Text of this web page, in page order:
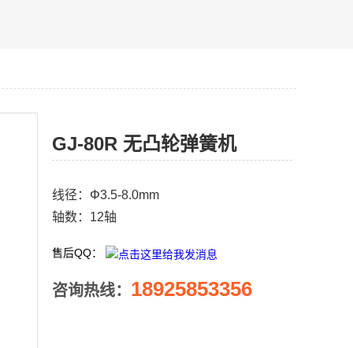
GJ-80R 无凸轮弹簧机
线径：Φ3.5-8.0mm
轴数：12轴
售后QQ：
咨询热线： 18925853356